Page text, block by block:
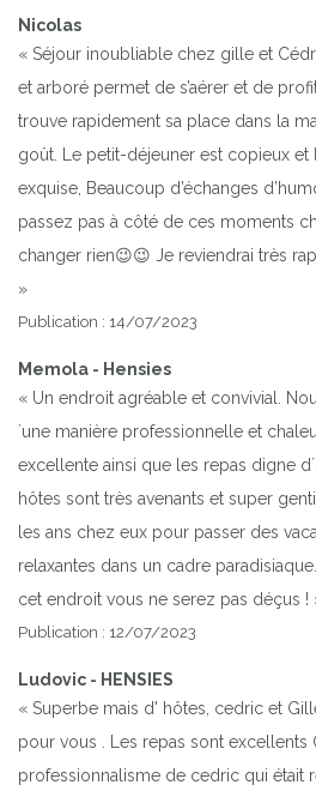
Nicolas
« Séjour inoubliable chez gille et
et arboré permet de s’aérer et de
trouve rapidement sa place dans la
goût. Le petit-déjeuner est copieux et
exquise, Beaucoup d’échanges
passez pas à côté de ces moments
changer rien😉😉 Je reviendrai très
»
Publication : 14/07/2023
Memola - Hensies
« Un endroit agréable et convivial.
´une manière professionnelle et
excellente ainsi que les repas digne
hôtes sont très avenants et super
les ans chez eux pour passer des
relaxantes dans un cadre
cet endroit vous ne serez pas déçus !
Publication : 12/07/2023
Ludovic - HENSIES
« Superbe mais d' hôtes, cedric et
pour vous . Les repas sont excellents
professionnalisme de cedric qui était